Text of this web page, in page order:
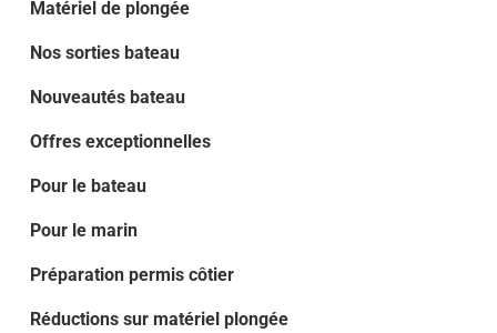
Matériel de plongée
Nos sorties bateau
Nouveautés bateau
Offres exceptionnelles
Pour le bateau
Pour le marin
Préparation permis côtier
Réductions sur matériel plongée